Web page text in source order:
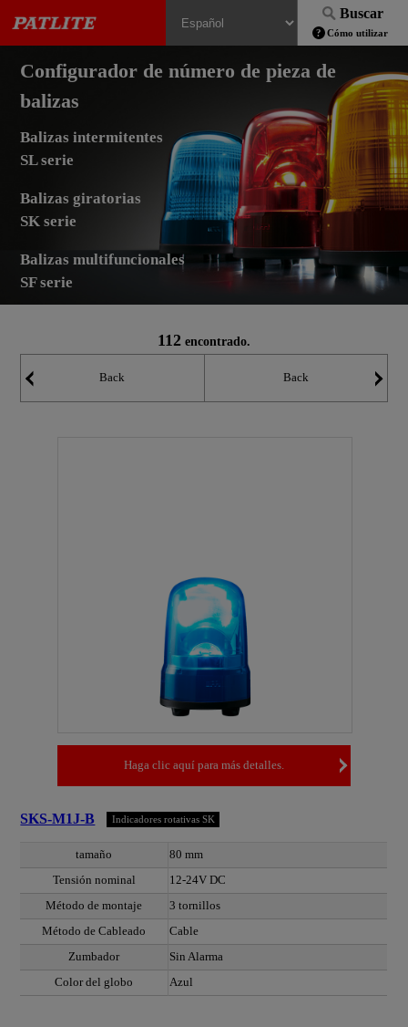
Buscar
Cómo utilizar
Configurador de número de pieza de
balizas
Balizas intermitentes
SL serie
Balizas giratorias
SK serie
Balizas multifuncionales
SF serie
112 encontrado.
Back Back
Haga clic aquí para más detalles.
SKS-M1J-B Indicadores rotativas SK
tamaño
80 mm
Tensión nominal
12-24V DC
Método de montaje
3 tornillos
Método de Cableado
Cable
Zumbador
Sin Alarma
Color del globo
Azul